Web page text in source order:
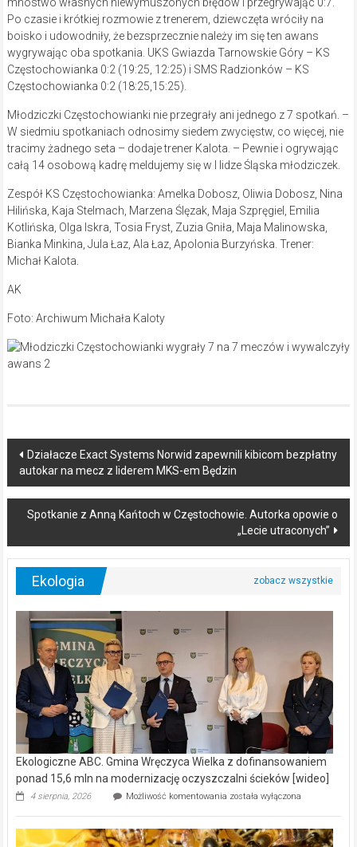
Po czasie i krótkiej rozmowie z trenerem, dziewczęta wróciły na
boisko i udowodniły, że bezsprzecznie należy im się ten awans
wygrywając oba spotkania. UKS Gwiazda Tarnowskie Góry – KS
Częstochowianka 0:2 (19:25, 12:25) i SMS Radzionków – KS
Częstochowianka 0:2 (18:25,15:25).
Młodziczki Częstochowianki nie przegrały ani jednego z 7 spotkań. –
W siedmiu spotkaniach odnosimy siedem zwycięstw, co więcej, nie
tracimy żadnego seta – dodaje trener Kalota. – Pewnie i ogrywając
całą 14 osobową kadrę meldujemy się w I lidze Śląska młodziczek.
Zespół KS Częstochowianka: Amelka Dobosz, Oliwia Dobosz, Nina
Hilińska, Kaja Stelmach, Marzena Ślęzak, Maja Szpręgiel, Emilia
Kotlińska, Olga Iskra, Tosia Fryst, Zuzia Gniła, Maja Malinowska,
Bianka Minkina, Jula Łaz, Ala Łaz, Apolonia Burzyńska. Trener:
Michał Kalota.
AK
Foto: Archiwum Michała Kaloty
Post
navigation
Działacze Exact Systems Norwid zapewnili kibicom bezpłatny
autokar na mecz z liderem MKS-em Będzin
Spotkanie z Anną Kańtoch w Częstochowie. Autorka opowie o
„Lecie utraconych”
Ekologia
Ekologiczne ABC. Gmina Wręczyca Wielka z dofinansowaniem
ponad 15,6 mln na modernizację oczyszczalni ścieków [wideo]
4 sierpnia, 2026 Możliwość komentowania Ekologiczne
Wręczyca
została wyłączona